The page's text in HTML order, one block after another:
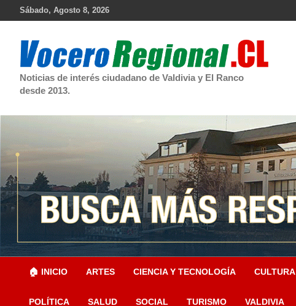
Sábado, Agosto 8, 2026
Noticias de interés ciudadano de Valdivia y El Ranco
desde 2013.
🏠 INICIO ARTES CIENCIA Y TECNOLOGÍA CULTURA
POLÍTICA SALUD SOCIAL TURISMO VALDIVIA